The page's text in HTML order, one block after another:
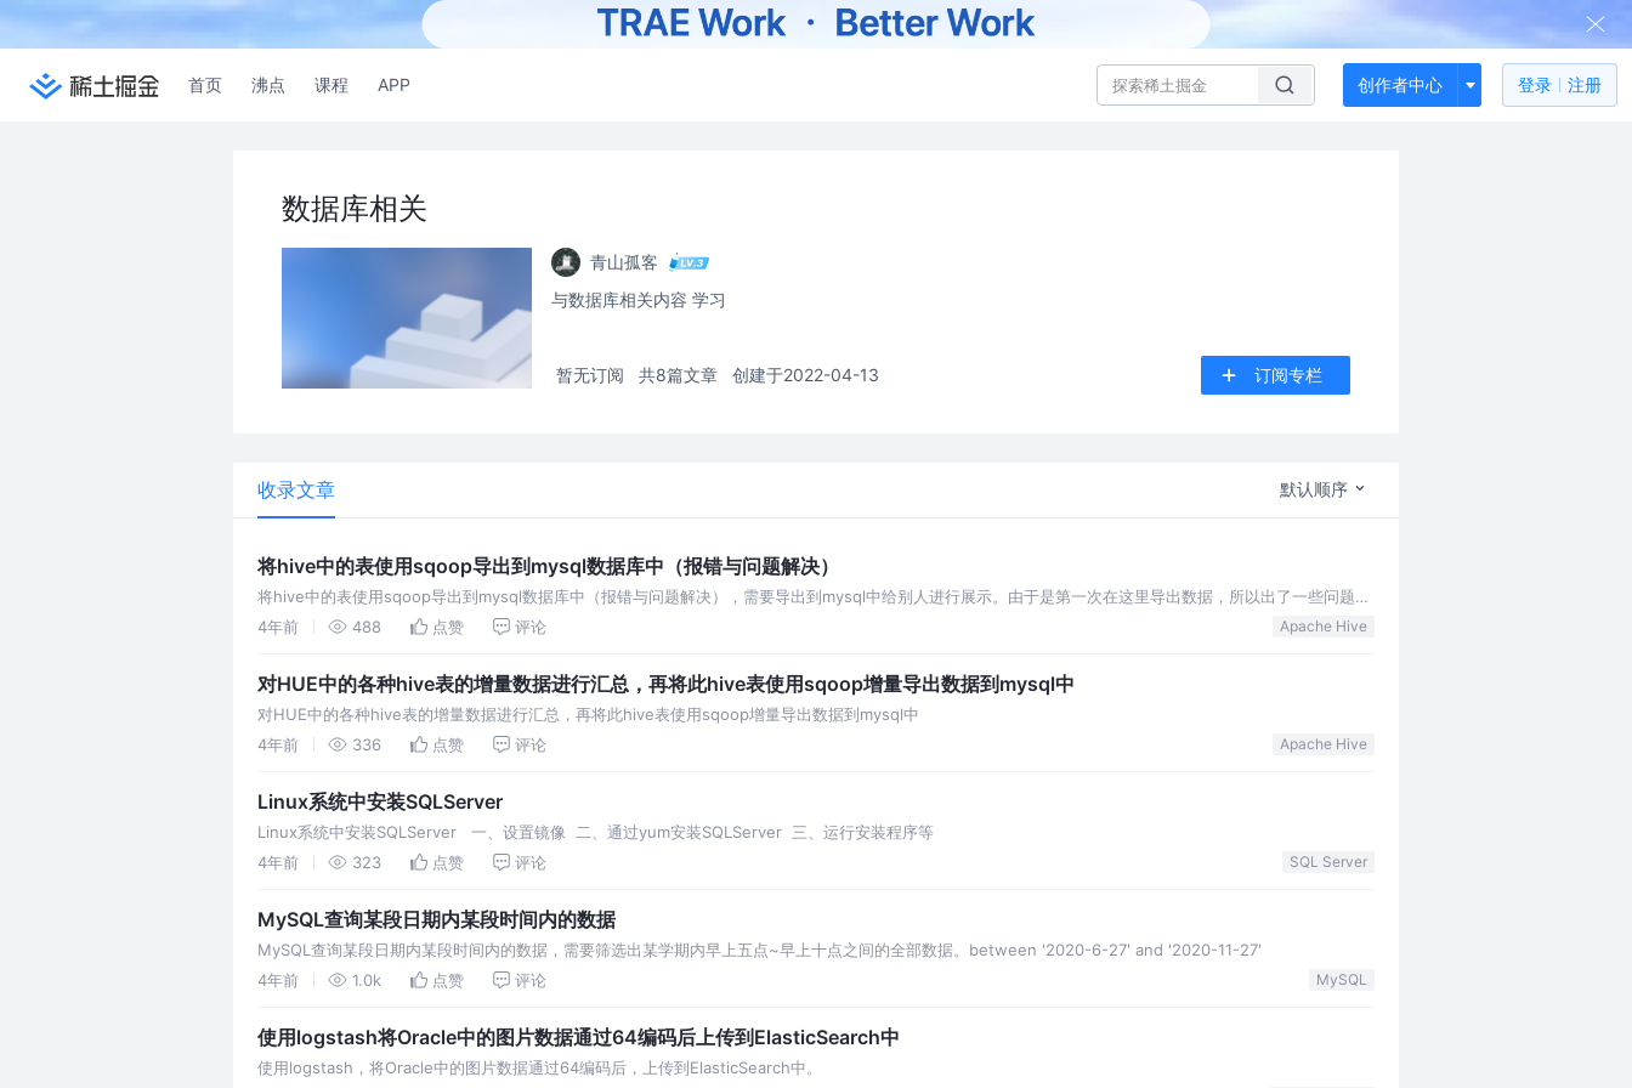
首页 沸点 课程 APP 创作者中心 登录 注册
数据库相关
青山孤客
与数据库相关内容 学习
暂无订阅 共8篇文章 创建于2022-04-13 订阅专栏
收录文章 默认顺序
将hive中的表使用sqoop导出到mysql数据库中（报错与问题解决）
将hive中的表使用sqoop导出到mysql数据库中（报错与问题解决），需要导出到mysql中给别人进行展示。由于是第一次在这里导出数据，所以出了一些问题，
这里总结一下解决思
4年前 488 点赞 评论 Apache Hive
对HUE中的各种hive表的增量数据进行汇总，再将此hive表使用sqoop增量导出数据到mysql中
对HUE中的各种hive表的增量数据进行汇总，再将此hive表使用sqoop增量导出数据到mysql中
4年前
336 点赞 评论 Apache Hive
Linux系统中安装SQLServer
Linux系统中安装SQLServer ​ 一、设置镜像 ​ 二、通过yum安装SQLServer ​ 三、运行安装程序等
4年前
323 点赞 评论 SQL Server
MySQL查询某段日期内某段时间内的数据
MySQL查询某段日期内某段时间内的数据，需要筛选出某学期内早上五点~早上十点之间的全部数据。between '2020-6-27' and '2020-11-27'
4年前
1.0k 点赞 评论 MySQL
使用logstash将Oracle中的图片数据通过64编码后上传到ElasticSearch中
使用logstash，将Oracle中的图片数据通过64编码后，上传到ElasticSearch中。